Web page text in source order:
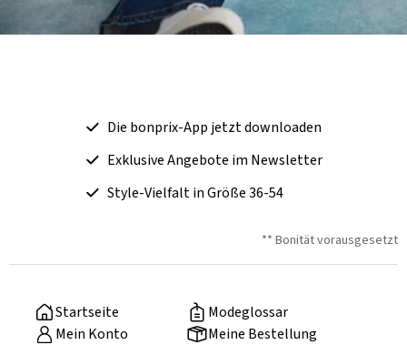
Die bonprix-App jetzt downloaden
Exklusive Angebote im Newsletter
Style-Vielfalt in Größe 36-54
** Bonität vorausgesetzt
Startseite
Modeglossar
Mein Konto
Meine Bestellung